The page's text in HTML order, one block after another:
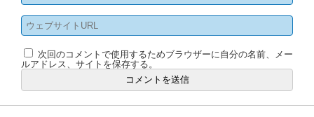
次回のコメントで使用するためブラウザーに自分の名前、メー
ルアドレス、サイトを保存する。